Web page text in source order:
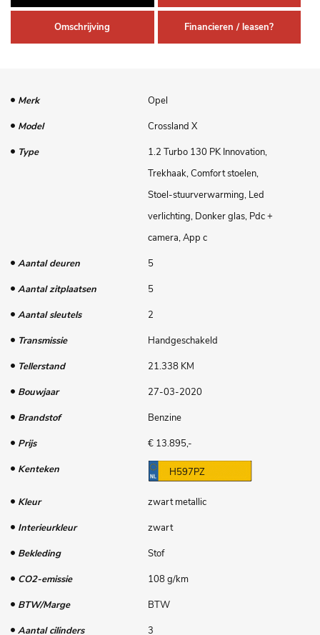
Omschrijving Financieren / leasen?
Merk
Opel
Model
Crossland X
Type
1.2 Turbo 130 PK Innovation,
Trekhaak, Comfort stoelen,
Stoel-stuurverwarming, Led
verlichting, Donker glas, Pdc +
camera, App c
Aantal deuren
5
Aantal zitplaatsen
5
Aantal sleutels
2
Transmissie
Handgeschakeld
Tellerstand
21.338 KM
Bouwjaar
27-03-2020
Brandstof
Benzine
Prijs
€ 13.895,-
Kenteken
H597PZ
Kleur
zwart metallic
Interieurkleur
zwart
Bekleding
Stof
CO2-emissie
108 g/km
BTW/Marge
BTW
Aantal cilinders
3